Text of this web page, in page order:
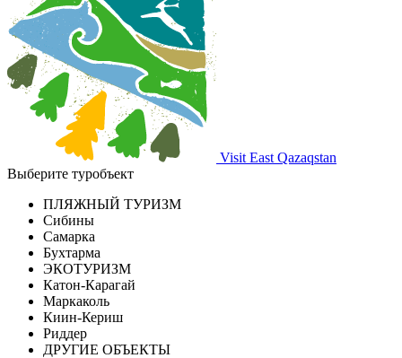
Visit East Qazaqstan
Выберите туробъект
ПЛЯЖНЫЙ ТУРИЗМ
Сибины
Самарка
Бухтарма
ЭКОТУРИЗМ
Катон-Карагай
Маркаколь
Киин-Кериш
Риддер
ДРУГИЕ ОБЪЕКТЫ